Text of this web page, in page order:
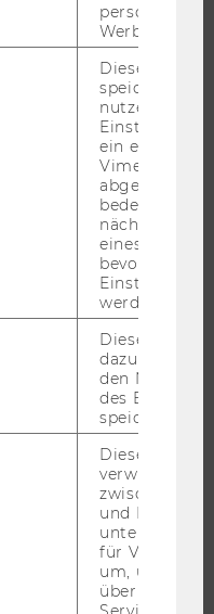
Werbung
Dieses Cookie
speichert
ein
Vimeo-Video
abgespielt
bedeutet,
nächsten
eines Vimeo-
bevorzugten
werden.
Dieser
dazu
den
des
speichern.
Dieses
verwendet,
zwischen
und Bots zu
für Vimeo
um, um
über die